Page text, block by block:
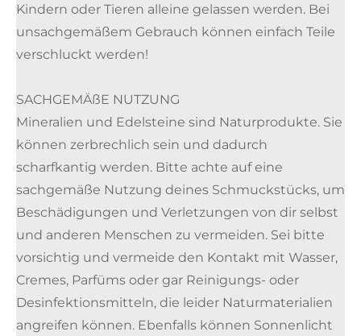
Kindern oder Tieren alleine gelassen werden. Bei
unsachgemäßem Gebrauch können einfach Teile
verschluckt werden!
SACHGEMÄßE NUTZUNG
Mineralien und Edelsteine sind Naturprodukte. Sie
können zerbrechlich sein und dadurch
scharfkantig werden. Bitte achte auf eine
sachgemäße Nutzung deines Schmuckstücks, um
Beschädigungen und Verletzungen von dir selbst
und anderen Menschen zu vermeiden. Sei bitte
vorsichtig und vermeide den Kontakt mit Wasser,
Cremes, Parfüms oder gar Reinigungs- oder
Desinfektionsmitteln, die leider Naturmaterialien
angreifen können. Ebenfalls können Sonnenlicht